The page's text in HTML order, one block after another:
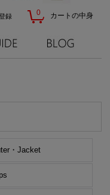
0 カートの中身
録
・Jacket